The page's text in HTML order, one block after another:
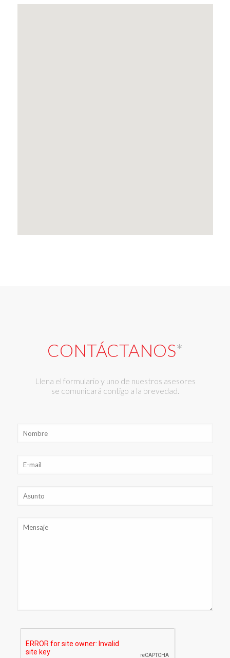
CONTÁCTANOS*
Llena el formulario y uno de nuestros asesores
se comunicará contigo a la brevedad.